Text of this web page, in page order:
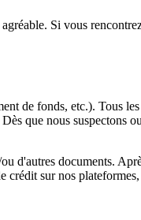
Si vous
de fonds, etc.). Tous
que nous suspectons
d'autres documents.
sur nos